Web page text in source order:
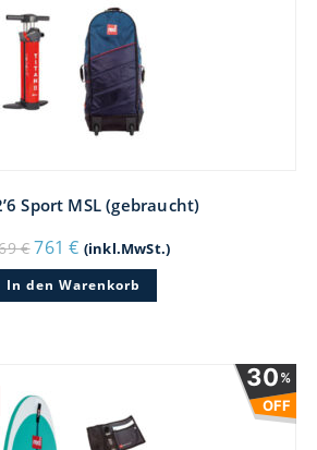
Sport MSL (gebraucht)
€Ursprünglicher
Preis
war:
1.269 €
761€Aktueller
Preis
ist:
761 €.
(inkl.MwSt.)
In den Warenkorb
30%
OFF